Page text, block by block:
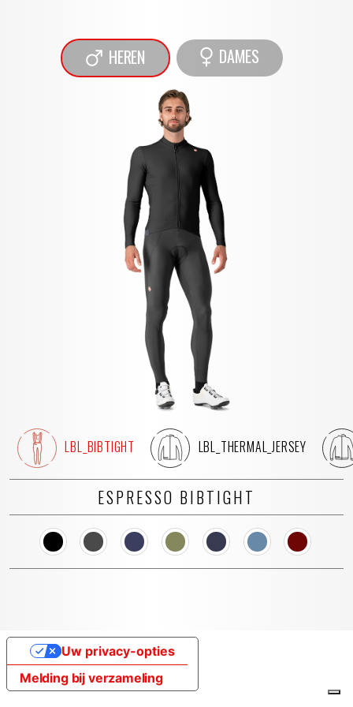
HEREN DAMES
LBL_BIBTIGHT LBL_THERMAL_JERSEY
ESPRESSO BIBTIGHT
Melding bij verzameling
Uw privacy-opties